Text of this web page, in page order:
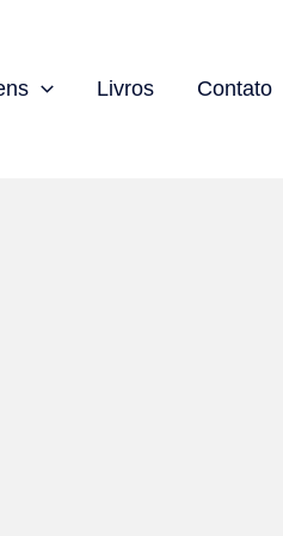
Livros Contato